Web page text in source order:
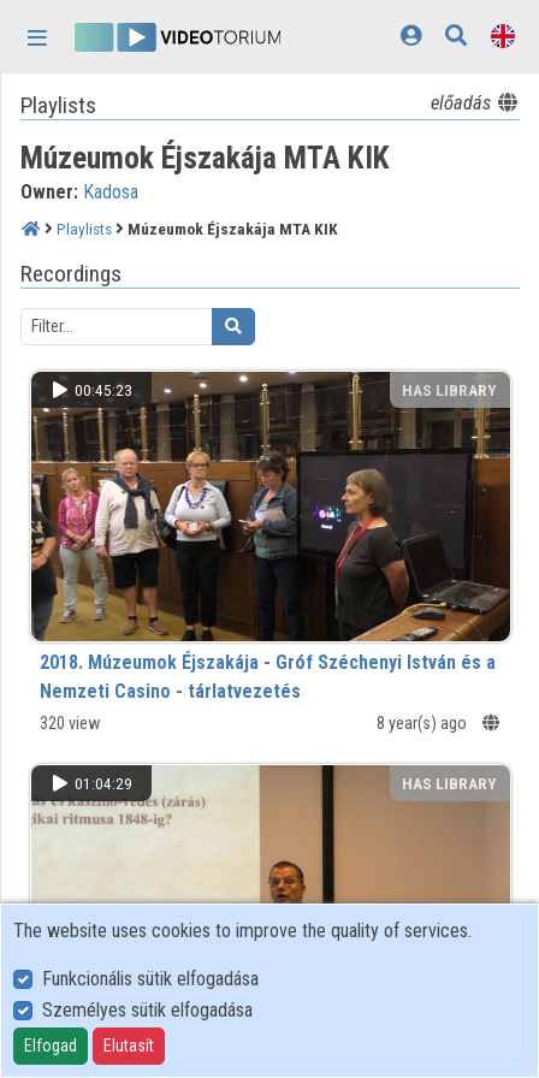
Home
Log In
Playlists
Contributors
Appearance:light
Playlists előadás
Múzeumok Éjszakája MTA KIK
Owner: Kadosa
Playlists Múzeumok Éjszakája MTA KIK
Recordings
00:45:23 HAS LIBRARY
2018. Múzeumok Éjszakája - Gróf Széchenyi István és a
Nemzeti Casino - tárlatvezetés
320 view 8 year(s) ago
01:04:29 HAS LIBRARY
2018. Múzeumok Éjszakája -Nyitottság és exkluzivitás –
The website uses cookies to improve the quality of services.
Funkcionális sütik elfogadása
Személyes sütik elfogadása
Elfogad Elutasít